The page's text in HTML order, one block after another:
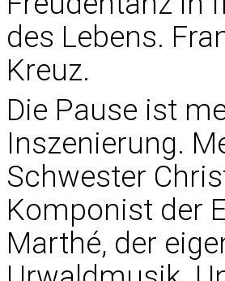
des Lebens.
Kreuz.
Die Pause ist
Inszenierung.
Schwester
Komponist der
Marthé, der